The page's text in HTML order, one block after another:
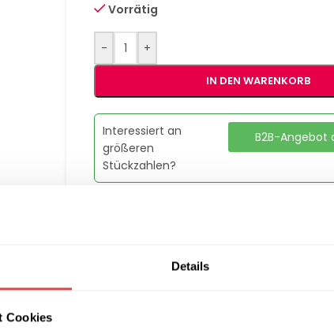
Details
Cookies
Vorrätig
- +
IN DEN WARENKORB
Interessiert an
größeren
Stückzahlen?
B2B-Angebot